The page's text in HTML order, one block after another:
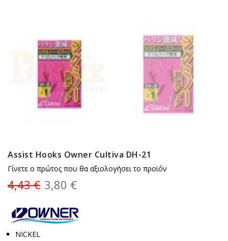
Assist Hooks Owner Cultiva DH-21
Γίνετε ο πρώτος που θα αξιολογήσει το προϊόν
3,80 €
4,43 €
NICKEL